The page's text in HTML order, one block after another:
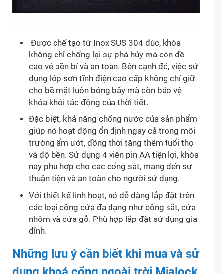
Được chế tạo từ Inox SUS 304 đúc, khóa
không chỉ chống lại sự phá hủy mà còn đề
cao vẻ bền bỉ và an toàn. Bên cạnh đó, việc sử
dụng lớp sơn tĩnh điện cao cấp không chỉ giữ
cho bề mặt luôn bóng bẩy mà còn bảo vệ
khóa khỏi tác động của thời tiết.
Đặc biệt, khả năng chống nước của sản phẩm
giúp nó hoạt động ổn định ngay cả trong môi
trường ẩm ướt, đồng thời tăng thêm tuổi thọ
và độ bền. Sử dụng 4 viên pin AA tiện lợi, khóa
này phù hợp cho các cổng sắt, mang đến sự
thuận tiện và an toàn cho người sử dụng.
Với thiết kế linh hoạt, nó dễ dàng lắp đặt trên
các loại cổng cửa đa dạng như cổng sắt, cửa
nhôm và cửa gỗ. Phù hợp lắp đặt sử dụng gia
đỉnh.
Những lưu ý cần biết khi mua và sử